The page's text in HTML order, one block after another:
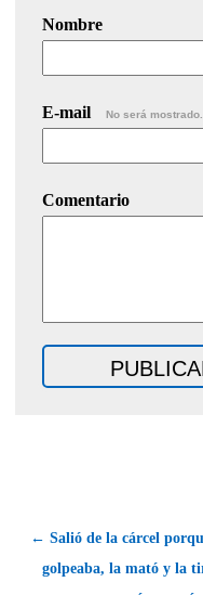
Nombre
E-mail No será mostrado.
Comentario
← Salió de la cárcel
golpeaba, la mató y la